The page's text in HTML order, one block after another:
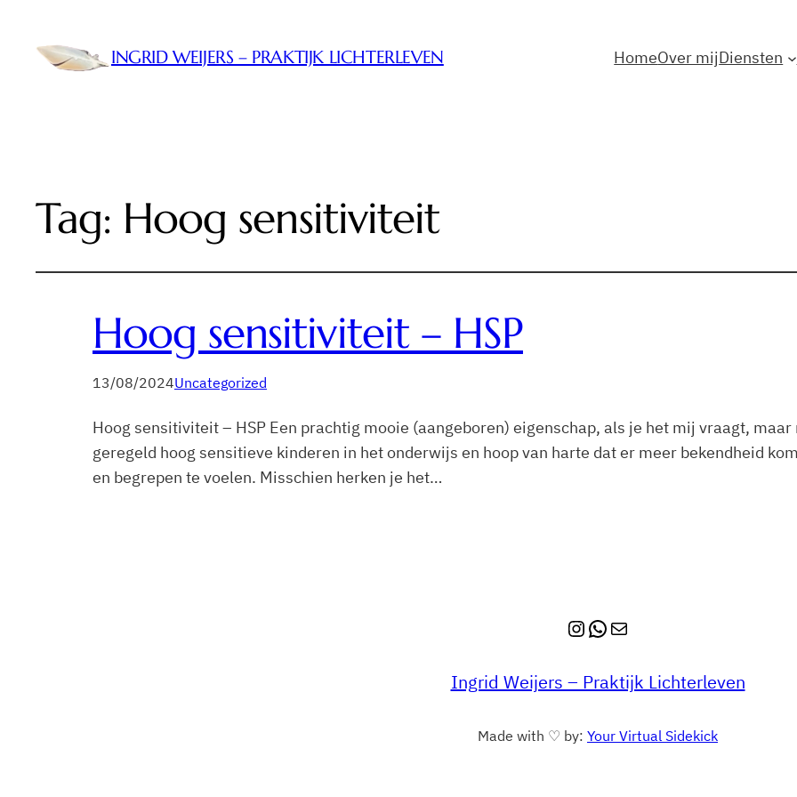
INGRID WEIJERS – PRAKTIJK LICHTERLEVEN HomeOver mijDiensten
Tag: Hoog sensitiviteit
Hoog sensitiviteit – HSP
13/08/2024Uncategorized
Hoog sensitiviteit – HSP Een prachtig mooie (aangeboren) eigenschap, als je het mij vraagt,
geregeld hoog sensitieve kinderen in het onderwijs en hoop van harte dat er meer bekendheid
en begrepen te voelen. Misschien herken je het…
Instagram
WhatsApp
E-mail
Ingrid Weijers – Praktijk Lichterleven
Made with ♡ by: Your Virtual Sidekick